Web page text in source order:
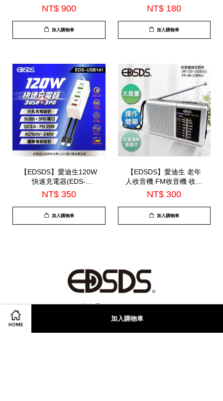
HOME
加入購物車
HD0820L)
NT$ 900
加入購物車
NT$ 180
加入購物車
【EDSDS】愛迪生120W
快速充電器(EDS-
USB141)
NT$ 350
加入購物車
【EDSDS】愛迪生 老年
人收音機 FM收音機 收音
機外接麥風(EDS-C474)
NT$ 300
加入購物車
© 2026 迪生 愛. Powered byEasyStore
地址:新北市 New Taipei City , Taiwan 五股區, 248民義路一段220巷22-12號